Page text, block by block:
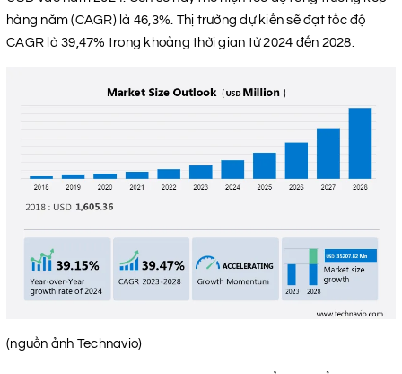
hàng năm (CAGR) là 46,3%. Thị trường dự kiến ​​​​sẽ đạt tốc độ
CAGR là 39,47% trong khoảng thời gian từ 2024 đến 2028.
(nguồn ảnh Technavio)